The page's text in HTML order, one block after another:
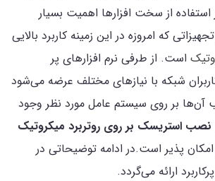
از سخت افزارها اهمیت بسیار
که امروزه در این زمینه کاربرد بالایی
است. از طرفی نرم افزارهای پر
شبکه با نیازهای مختلف عرضه می‌شود
بر روی سیستم عامل مورد نظر وجود
نصب استریسک بر روی روتربرد میکروتیک
پذیر است.در ادامه توضیحاتی در
ارائه می‌گردد.